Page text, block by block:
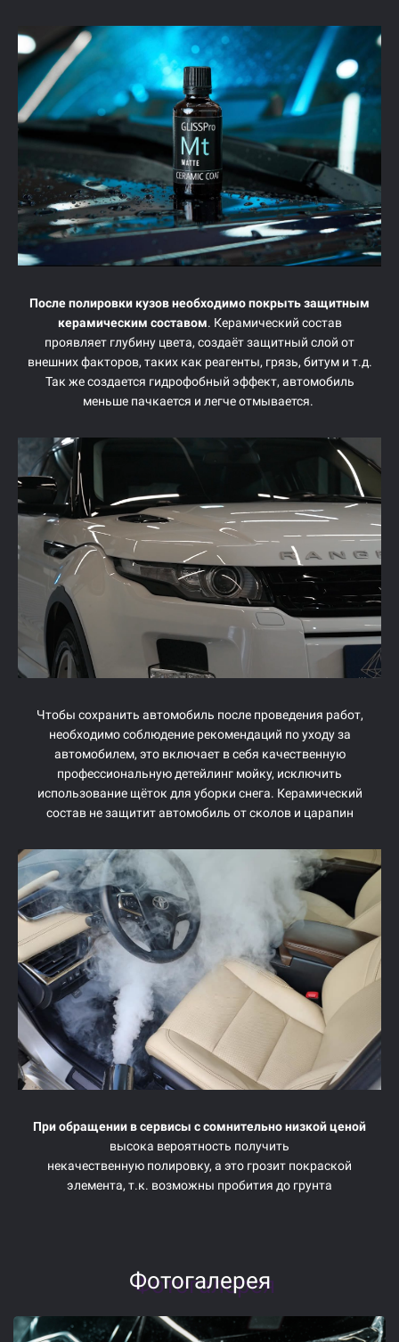
После полировки кузов необходимо покрыть защитным
керамическим составом. Керамический состав
проявляет глубину цвета, создаёт защитный слой от
внешних факторов, таких как реагенты, грязь, битум и т.д.
Так же создается гидрофобный эффект, автомобиль
меньше пачкается и легче отмывается.
Чтобы сохранить автомобиль после проведения работ,
необходимо соблюдение рекомендаций по уходу за
автомобилем, это включает в себя качественную
профессиональную детейлинг мойку, исключить
использование щёток для уборки снега. Керамический
состав не защитит автомобиль от сколов и царапин
При обращении в сервисы с сомнительно низкой ценой
высока вероятность получить
некачественную полировку, а это грозит покраской
элемента, т.к. возможны пробития до грунта
Фотогалерея